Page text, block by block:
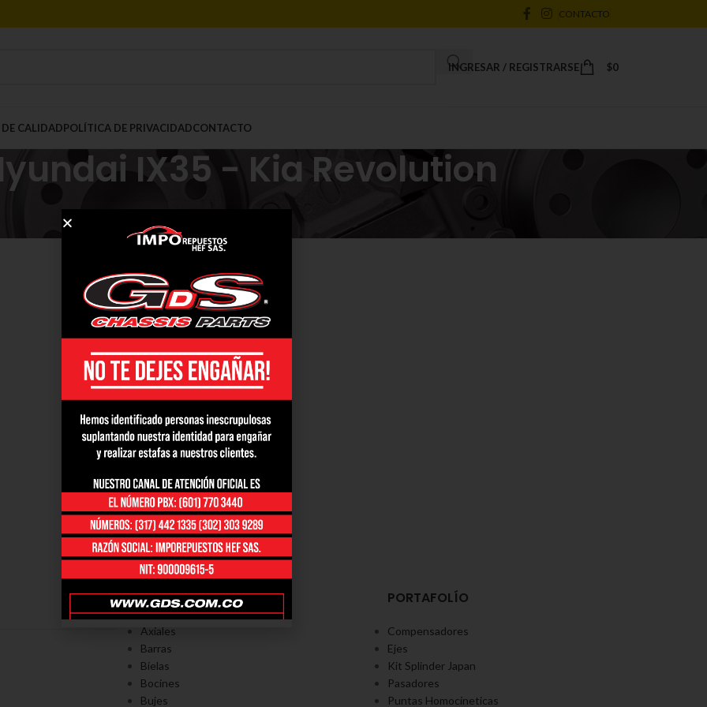
CONTACTO
INGRESAR / REGISTRARSE $0
CALIDADPOLÍTICA DE PRIVACIDADCONTACTO
IX35 - Kia Revolution
PORTAFOLÍO
Axiales
Barras
Bielas
Bocines
Bujes
PORTAFOLÍO
Compensadores
Ejes
Kit Splinder Japan
Pasadores
Puntas Homocineticas